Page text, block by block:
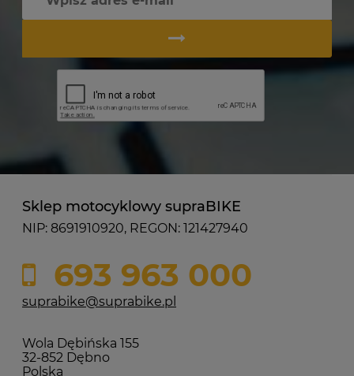
Sklep motocyklowy supraBIKE
NIP: 8691910920, REGON: 121427940
693 963 000
suprabike@suprabike.pl
Wola Dębińska 155
32-852 Dębno
Polska